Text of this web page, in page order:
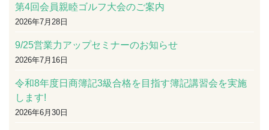
第4回会員親睦ゴルフ大会のご案内
2026年7月28日
9/25営業力アップセミナーのお知らせ
2026年7月16日
令和8年度日商簿記3級合格を目指す簿記講習会を実施
します!
2026年6月30日